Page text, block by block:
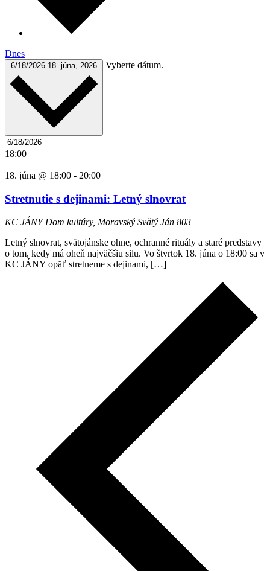
Dnes
6/18/2026 18. júna, 2026 Vyberte dátum.
18:00
18. júna @ 18:00 - 20:00
Stretnutie s dejinami: Letný slnovrat
KC JÁNYDom kultúry, Moravský Svätý Ján 803
Letný slnovrat, svätojánske ohne, ochranné rituály a staré predstavy
o tom, kedy má oheň najväčšiu silu. Vo štvrtok 18. júna o 18:00 sa v
KC JÁNY opäť stretneme s dejinami, […]